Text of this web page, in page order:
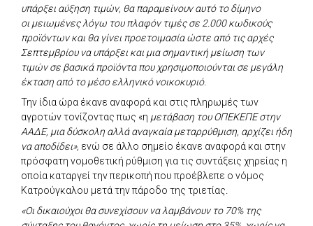
υπάρξει αύξηση τιμών, θα παραμείνουν αυτό το δίμηνο
οι μειωμένες λόγω του πλαφόν τιμές σε 2.000 κωδικούς
προϊόντων και θα γίνει προετοιμασία ώστε από τις αρχές
Σεπτεμβρίου να υπάρξει και μια σημαντική μείωση των
τιμών σε βασικά προϊόντα που χρησιμοποιούνται σε μεγάλη
έκταση από το μέσο ελληνικό νοικοκυριό.
Την ίδια ώρα έκανε αναφορά και στις πληρωμές των
αγροτών τονίζοντας πως «η μετάβαση του ΟΠΕΚΕΠΕ στην
ΑΑΔΕ, μια δύσκολη αλλά αναγκαία μεταρρύθμιση, αρχίζει ήδη
να αποδίδει», ενώ σε άλλο σημείο έκανε αναφορά και στην
πρόσφατη νομοθετική ρύθμιση για τις συντάξεις χηρείας η
οποία καταργεί την περικοπή που προέβλεπε ο νόμος
Κατρούγκαλου μετά την πάροδο της τριετίας
«Οι δικαιούχοι θα συνεχίσουν να λαμβάνουν το 70% της